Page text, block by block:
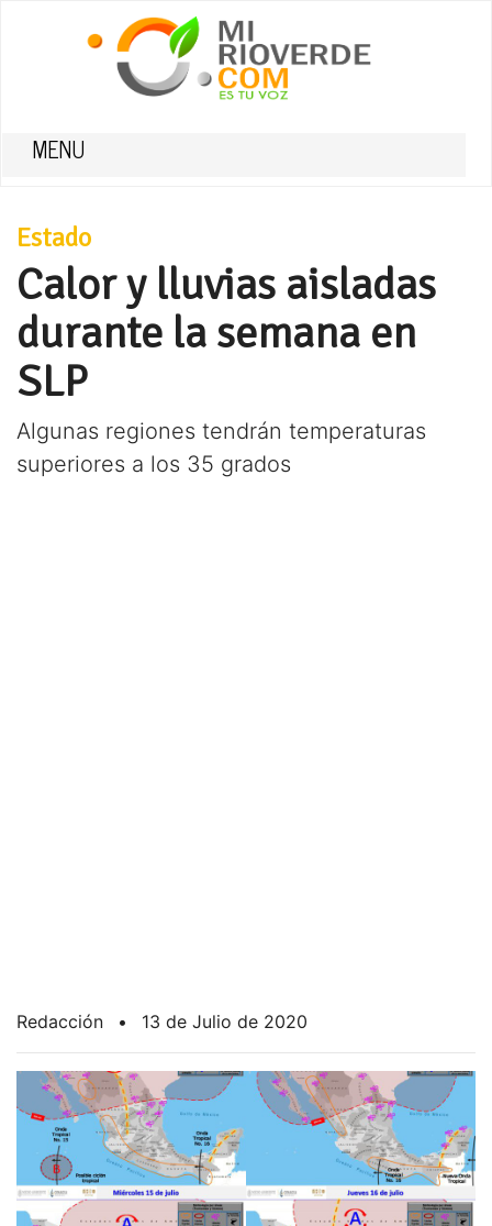
MENU
Estado
Calor y lluvias aisladas
durante la semana en
SLP
Algunas regiones tendrán temperaturas
superiores a los 35 grados
Redacción • 13 de Julio de 2020